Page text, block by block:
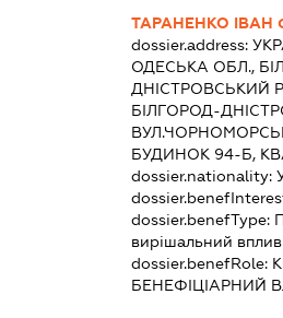
ТАРАНЕНКО
dossier.address:
ОДЕСЬКА ОБЛ.,
ДНІСТРОВСЬКИЙ
БІЛГОРОД-
БУДИНОК 94-Б,
dossier.nationality:
dossier.benefType:
вирішальний вплив
dossier.benefRole:
БЕНЕФІЦІАРНИЙ